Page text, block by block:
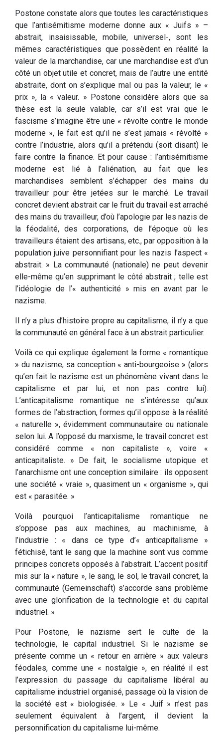
Postone constate alors que toutes les caractéristiques
que l’antisémitisme moderne donne aux « Juifs » –
abstrait, insaisissable, mobile, universel-, sont les
mêmes caractéristiques que possèdent en réalité la
valeur de la marchandise, car une marchandise est d’un
côté un objet utile et concret, mais de l’autre une entité
abstraite, dont on s’explique mal ou pas la valeur, le «
prix », la « valeur. » Postone considère alors que sa
thèse est la seule valable, car s’il est vrai que le
fascisme s’imagine être une « révolte contre le monde
moderne », le fait est qu’il ne s’est jamais « révolté »
contre l’industrie, alors qu’il a prétendu (soit disant) le
faire contre la finance. Et pour cause : l’antisémitisme
moderne est lié à l’aliénation, au fait que les
marchandises semblent s’échapper des mains du
travailleur pour être jetées sur le marché. Le travail
concret devient abstrait car le fruit du travail est arraché
des mains du travailleur, d’où l’apologie par les nazis de
la féodalité, des corporations, de l’époque où les
travailleurs étaient des artisans, etc., par opposition à la
population juive personnifiant pour les nazis l’aspect «
abstrait. » La communauté (nationale) ne peut devenir
elle-même qu’en supprimant le côté abstrait ; telle est
l’idéologie de l’« authenticité » mis en avant par le
nazisme.
Il n’y a plus d’histoire propre au capitalisme, il n’y a que
la communauté en général face à un abstrait particulier.
Voilà ce qui explique également la forme « romantique
» du nazisme, sa conception « anti-bourgeoise » (alors
qu’en fait le nazisme est un phénomène vivant dans le
capitalisme et par lui, et non pas contre lui).
L’anticapitalisme romantique ne s’intéresse qu’aux
formes de l’abstraction, formes qu’il oppose à la réalité
« naturelle », évidemment communautaire ou nationale
selon lui. A l’opposé du marxisme, le travail concret est
considéré comme « non capitaliste », voire «
anticapitaliste. » De fait, le socialisme utopique et
l’anarchisme ont une conception similaire : ils opposent
une société « vraie », quasiment un « organisme », qui
est « parasitée. »
Voilà pourquoi l’anticapitalisme romantique ne
s’oppose pas aux machines, au machinisme, à
l’industrie : « dans ce type d’« anticapitalisme »
fétichisé, tant le sang que la machine sont vus comme
principes concrets opposés à l’abstrait. L’accent positif
mis sur la « nature », le sang, le sol, le travail concret, la
communauté (Gemeinschaft) s’accorde sans problème
avec une glorification de la technologie et du capital
industriel. »
Pour Postone, le nazisme sert le culte de la
technologie, le capital industriel. Si le nazisme se
présente comme un « retour en arrière » aux valeurs
féodales, comme une « nostalgie », en réalité il est
l’expression du passage du capitalisme libéral au
capitalisme industriel organisé, passage où la vision de
la société est « biologisée. » Le « Juif » n’est pas
seulement équivalent à l’argent, il devient la
personnification du capitalisme lui-même.